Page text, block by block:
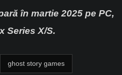
în martie 2025 pe PC,
Series X/S.
ghost story games